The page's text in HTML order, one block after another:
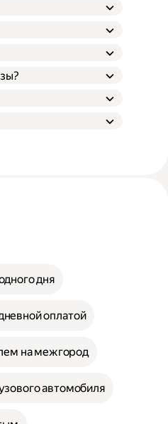
дня
оплатой
на межгород
автомобиля